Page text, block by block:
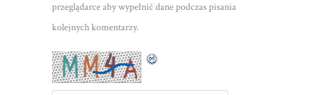
przeglądarce aby wypełnić dane podczas pisania
kolejnych komentarzy.